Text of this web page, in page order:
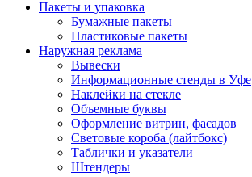
Пакеты и упаковка
Бумажные пакеты
Пластиковые пакеты
Наружная реклама
Вывески
Информационные стенды в Уфе
Наклейки на стекле
Объемные буквы
Оформление витрин, фасадов
Световые короба (лайтбокс)
Таблички и указатели
Штендеры